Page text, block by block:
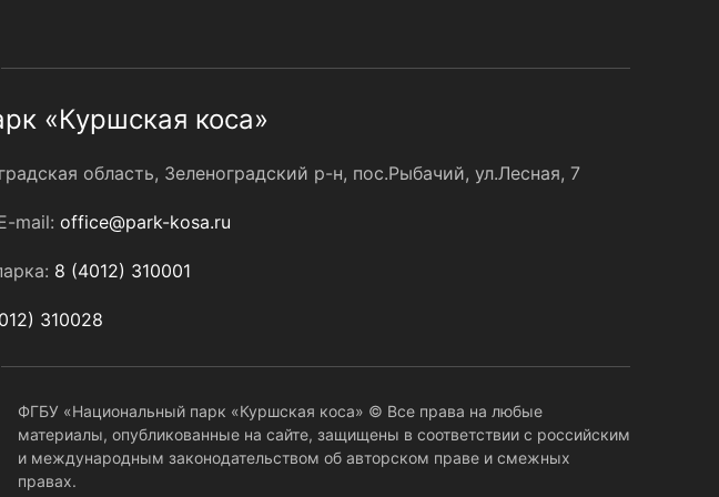
«Куршская коса»
область, Зеленоградский р-н, пос.Рыбачий, ул.Лесная, 7
mail: office@park-kosa.ru
8 (4012) 310001
310028
ФГБУ «Национальный парк «Куршская коса» © Все права на любые
материалы, опубликованные на сайте, защищены в соответствии с российским
и международным законодательством об авторском праве и смежных
правах.